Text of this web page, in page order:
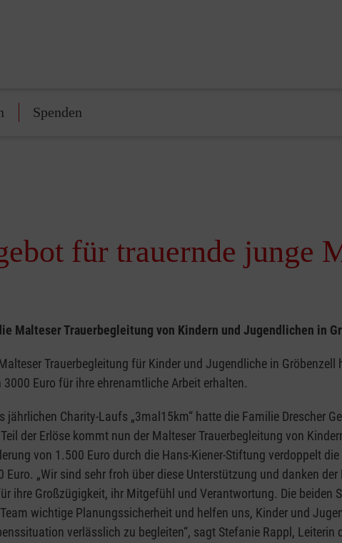
Spenden
für trauernde junge
Malteser Trauerbegleitung von Kindern und Jugendlichen in
Trauerbegleitung für Kinder und Jugendliche in Gröbenzell
3000 Euro für ihre ehrenamtliche Arbeit erhalten.
jährlichen Charity-Laufs „3mal15km“ hatte die Familie Drescher
der Erlöse kommt nun der Malteser Trauerbegleitung von
von 1.500 Euro durch die Hans-Kiener-Stiftung verdoppelt
Euro. „Wir sind sehr froh über diese Unterstützung und danken
ihre Großzügigkeit, ihr Mitgefühl und Verantwortung. Die beiden
wichtige Planungssicherheit und helfen uns, Kinder und
verlässlich zu begleiten“, sagt Stefanie Rappl, Leiterin